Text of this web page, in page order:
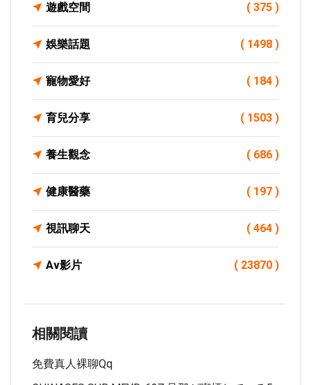
遊戲空間 ( 375 )
娛樂話題 ( 1498 )
寵物愛好 ( 184 )
育兒分享 ( 1503 )
養生觀念 ( 686 )
健康醫藥 ( 197 )
視訊聊天 ( 464 )
Av影片 ( 23870 )
相關閱讀
免費真人裸聊qq